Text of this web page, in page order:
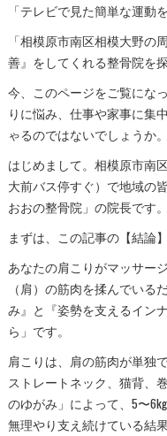
「テレビで見た簡単な運動
「相模原市南区相模大野の
善』をしてくれる整骨院を
今、このページをご覧にな
りに悩み、仕事や家事に集
ゃるのではないでしょうか。
はじめまして。相模原市南
大前バス停すぐ）で地域の
おおの整骨院」の院長です。
まずは、この記事の【結論
あなたの肩こりがマッサー
（肩）の筋肉を揉んでい
み』と『姿勢を支えるイン
ら」です。
肩こりは、肩の筋肉が単独
ストレートネック、猫背、
のゆがみ」によって、5〜
無理やり支え続けている結